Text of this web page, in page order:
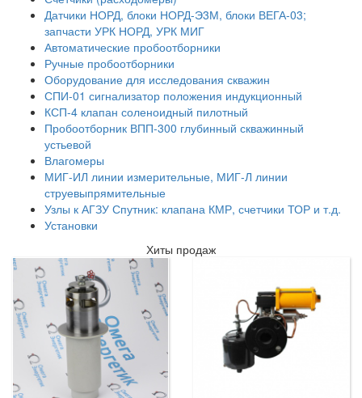
Датчики НОРД, блоки НОРД-Э3М, блоки ВЕГА-03;
запчасти УРК НОРД, УРК МИГ
Автоматические пробоотборники
Ручные пробоотборники
Оборудование для исследования скважин
СПИ-01 сигнализатор положения индукционный
КСП-4 клапан соленоидный пилотный
Пробоотборник ВПП-300 глубинный скважинный
устьевой
Влагомеры
МИГ-ИЛ линии измерительные, МИГ-Л линии
струевыпрямительные
Узлы к АГЗУ Спутник: клапана КМР, счетчики ТОР и т.д.
Установки
Хиты продаж